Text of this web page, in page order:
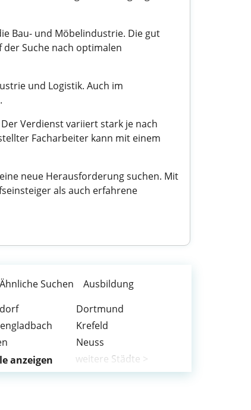
Bau- und Möbelindustrie. Die gut
Suche nach optimalen
und Logistik. Auch im
Verdienst variiert stark je nach
Facharbeiter kann mit einem
neue Herausforderung suchen. Mit
als auch erfahrene
Ähnliche Suchen
Ausbildung
Dortmund
Krefeld
Neuss
weitere Städte >
anzeigen